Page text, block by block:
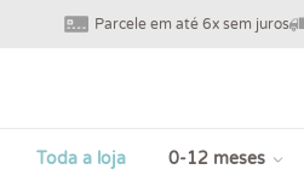
Parcele em até 6x sem juros
Toda a loja 0-12 meses